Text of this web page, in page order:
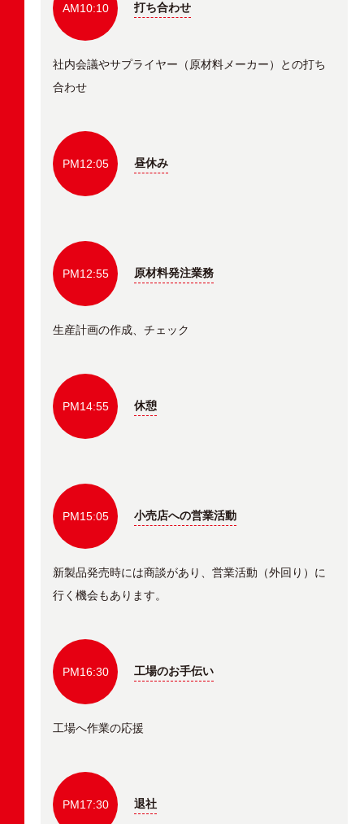
AM10:10 打ち合わせ
社内会議やサプライヤー（原材料メーカー）との打ち
合わせ
PM12:05 昼休み
PM12:55 原材料発注業務
生産計画の作成、チェック
PM14:55 休憩
PM15:05 小売店への営業活動
新製品発売時には商談があり、営業活動（外回り）に
行く機会もあります。
PM16:30 工場のお手伝い
工場へ作業の応援
PM17:30 退社